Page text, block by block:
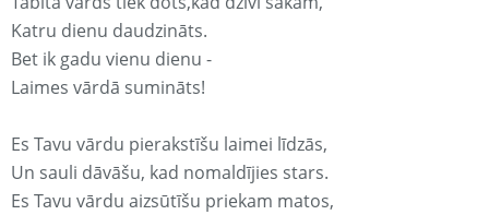
Katru dienu daudzināts.
Bet ik gadu vienu dienu -
Laimes vārdā sumināts!
Es Tavu vārdu pierakstīšu laimei līdzās,
Un sauli dāvāšu, kad nomaldījies stars.
Es Tavu vārdu aizsūtīšu priekam matos,